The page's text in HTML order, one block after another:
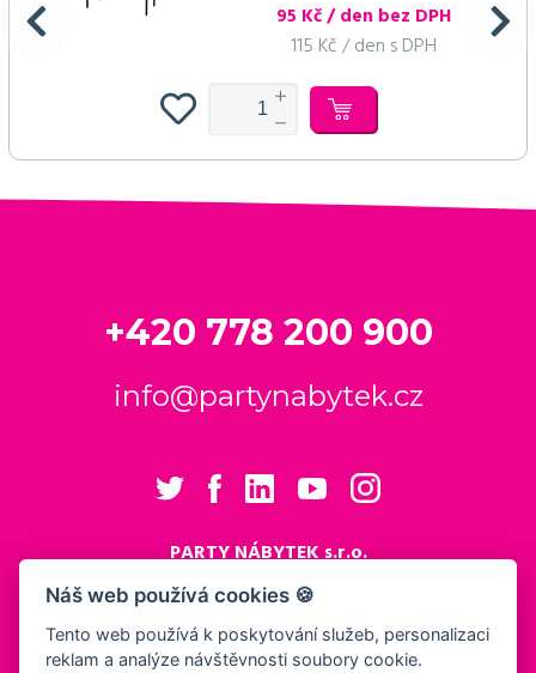
Náš web používá cookies 🍪
Tento web používá k poskytování služeb, personalizaci
reklam a analýze návštěvnosti soubory cookie.
95 Kč / den bez DPH
115 Kč / den s DPH
+420 778 200 900
info@partynabytek.cz
PARTY NÁBYTEK s.r.o.
Cukrovarská 984
Logistický areál Cukrovar Čakovice
196 00 Praha 9 - Čakovice